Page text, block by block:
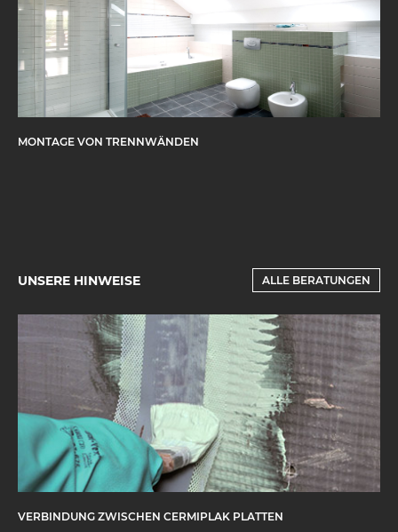
MONTAGE VON TRENNWÄNDEN
UNSERE HINWEISE ALLE BERATUNGEN
VERBINDUNG ZWISCHEN CERMIPLAK PLATTEN